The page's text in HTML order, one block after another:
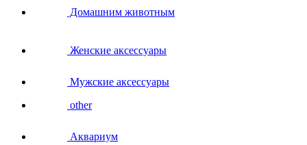
Домашним животным
Женские аксессуары
Мужские аксессуары
other
Аквариум